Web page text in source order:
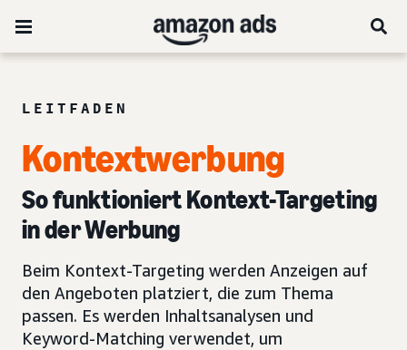
LEITFADEN
Kontextwerbung
So funktioniert Kontext-Targeting
in der Werbung
Beim Kontext-Targeting werden Anzeigen auf
den Angeboten platziert, die zum Thema
passen. Es werden Inhaltsanalysen und
Keyword-Matching verwendet, um